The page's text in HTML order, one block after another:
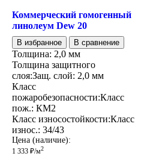
Коммерческий гомогенный
линолеум Dew 20
В избранное В сравнение
Толщина: 2,0 мм
Толщина защитного
слоя:Защ. слой: 2,0 мм
Класс
пожаробезопасности:Класс
пож.: КМ2
Класс износостойкости:Класс
износ.: 34/43
Цена (наличие):
1 333 ₽/м2